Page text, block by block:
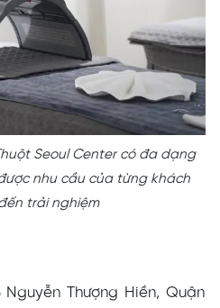
Seoul Center có đa dạng
nhu cầu của từng khách
trải nghiệm
Nguyễn Thượng Hiền, Quận